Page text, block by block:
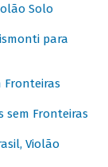
Solo
para
Fronteiras
sem Fronteiras
Violão